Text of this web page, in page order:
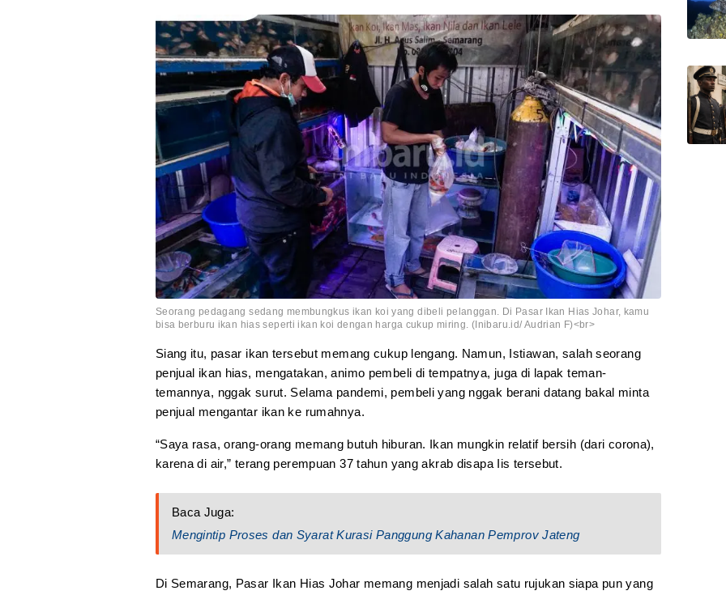
Seorang pedagang sedang membungkus ikan koi yang dibeli pelanggan. Di Pasar Ikan Hias Johar, kamu
bisa berburu ikan hias seperti ikan koi dengan harga cukup miring. (Inibaru.id/ Audrian F)<br>
Siang itu, pasar ikan tersebut memang cukup lengang. Namun, Istiawan, salah seorang
penjual ikan hias, mengatakan, animo pembeli di tempatnya, juga di lapak teman-
temannya, nggak surut. Selama pandemi, pembeli yang nggak berani datang bakal minta
penjual mengantar ikan ke rumahnya.
“Saya rasa, orang-orang memang butuh hiburan. Ikan mungkin relatif bersih (dari corona),
karena di air,” terang perempuan 37 tahun yang akrab disapa Iis tersebut.
Baca Juga:
Mengintip Proses dan Syarat Kurasi Panggung Kahanan Pemprov Jateng
Di Semarang, Pasar Ikan Hias Johar memang menjadi salah satu rujukan siapa pun yang